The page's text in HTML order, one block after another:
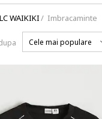
LC WAIKIKI/ Imbracaminte
Cele mai populare